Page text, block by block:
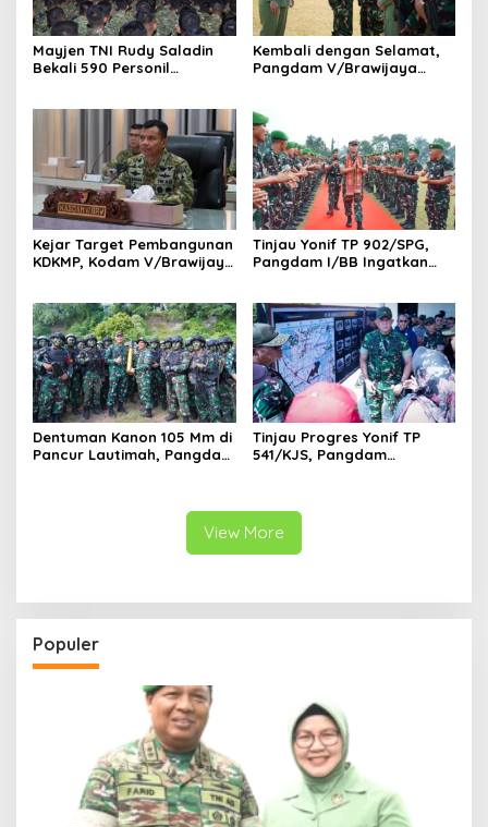
Mayjen TNI Rudy Saladin
Bekali 590 Personil
Kembali dengan Selamat,
Pangdam V/Brawijaya
Perbatasan RI-PNG
Kejar Target Pembangunan
KDKMP, Kodam V/Brawijaya
Tinjau Yonif TP 902/SPG,
Pangdam I/BB Ingatkan
Dentuman Kanon 105 Mm di
Pancur Lautimah, Pangdam
Tinjau Progres Yonif TP
541/KJS, Pangdam
Warga
View More
Populer